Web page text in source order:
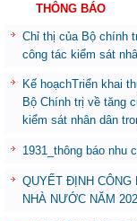
THÔNG BÁO
Chỉ thị của Bộ chính
công tác kiểm sát
Kế hoạchTriển khai
Bộ Chính trị về tăng
kiểm sát nhân dân
1931_thông báo nhu
QUYẾT ĐỊNH CÔNG
NHÀ NƯỚC NĂM